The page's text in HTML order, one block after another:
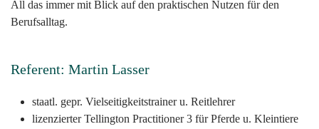
All das immer mit Blick auf den praktischen Nutzen für den
Berufsalltag.
Referent: Martin Lasser
staatl. gepr. Vielseitigkeitstrainer u. Reitlehrer
lizenzierter Tellington Practitioner 3 für Pferde u. Kleintiere